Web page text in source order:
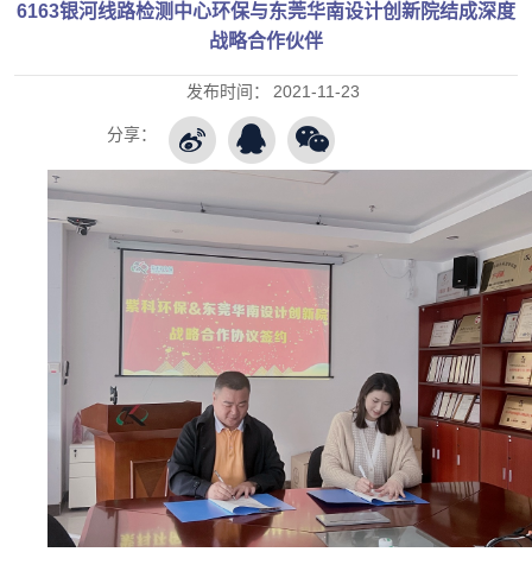
6163银河线路检测中心环保与东莞华南设计创新院结成深度
战略合作伙伴
发布时间： 2021-11-23
分享：